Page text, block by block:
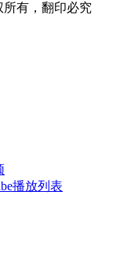
所有，翻印必究
播放列表